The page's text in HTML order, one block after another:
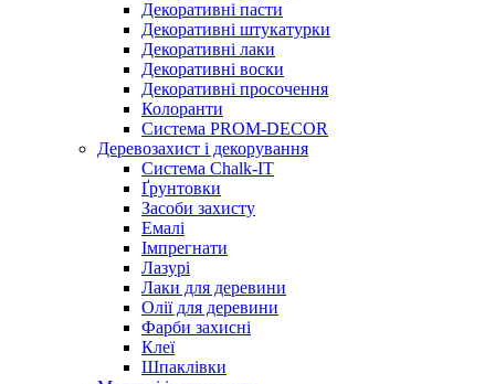
Декоративні пасти
Декоративні штукатурки
Декоративні лаки
Декоративні воски
Декоративні просочення
Колоранти
Система PROM-DECOR
Деревозахист і декорування
Система Chalk-IT
Ґрунтовки
Засоби захисту
Емалі
Імпрегнати
Лазурі
Лаки для деревини
Олії для деревини
Фарби захисні
Клеї
Шпаклівки